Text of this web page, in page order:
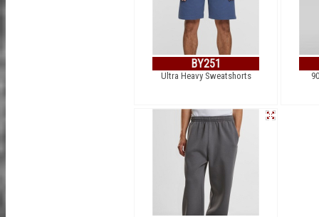
BY251
Ultra Heavy Sweatshorts